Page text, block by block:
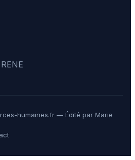
humaines.fr — Édité par Marie